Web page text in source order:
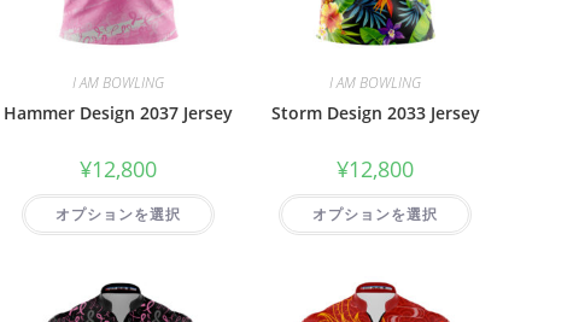
I AM BOWLING
Hammer Design 2037 Jersey
¥12,800
オプションを選択
I AM BOWLING
Storm Design 2033 Jersey
¥12,800
オプションを選択